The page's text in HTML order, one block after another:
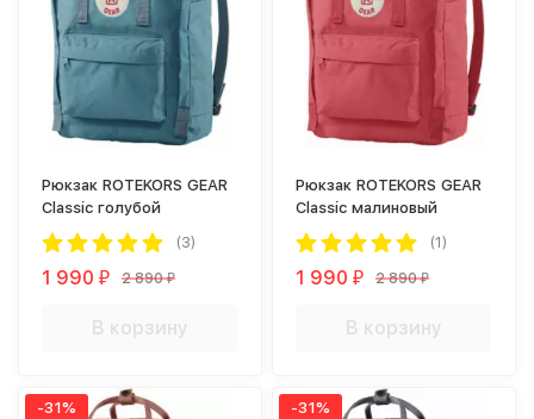
Рюкзак ROTEKORS GEAR
Classic голубой
(3)
1 990₽ 2 890₽
В корзину
Рюкзак ROTEKORS GEAR
Classic малиновый
(1)
1 990₽ 2 890₽
В корзину
-31% -31%